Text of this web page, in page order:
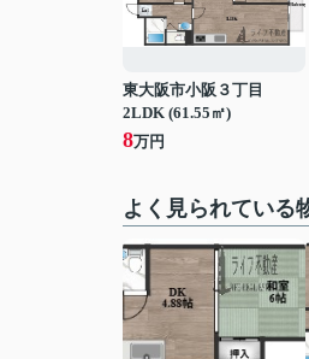
東大阪市小阪３丁目
2LDK (61.55㎡)
8万円
よく見られている